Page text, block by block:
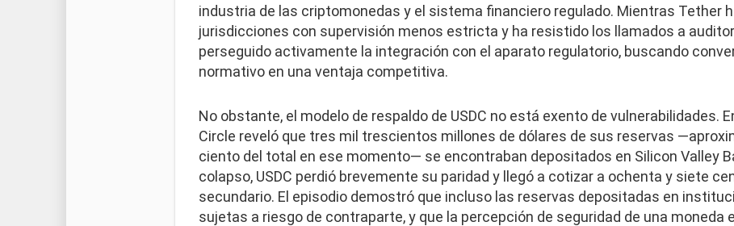
industria de las criptomonedas y el sistema financiero regulado. Mientras Tether
jurisdicciones con supervisión menos estricta y ha resistido los llamados a
perseguido activamente la integración con el aparato regulatorio, buscando
normativo en una ventaja competitiva.
No obstante, el modelo de respaldo de USDC no está exento de vulnerabilidades.
Circle reveló que tres mil trescientos millones de dólares de sus reservas
ciento del total en ese momento— se encontraban depositados en Silicon Valley
colapso, USDC perdió brevemente su paridad y llegó a cotizar a ochenta y siete
secundario. El episodio demostró que incluso las reservas depositadas en
sujetas a riesgo de contraparte, y que la percepción de seguridad de una moneda